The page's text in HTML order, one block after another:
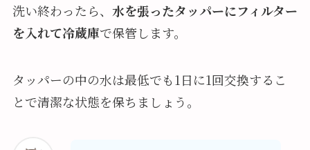
洗い終わったら、 水を張ったタッパーにフィルター
を入れて冷蔵庫で保管します。
タッパーの中の水は最低でも1日に1回交換するこ
とで清潔な状態を保ちましょう。